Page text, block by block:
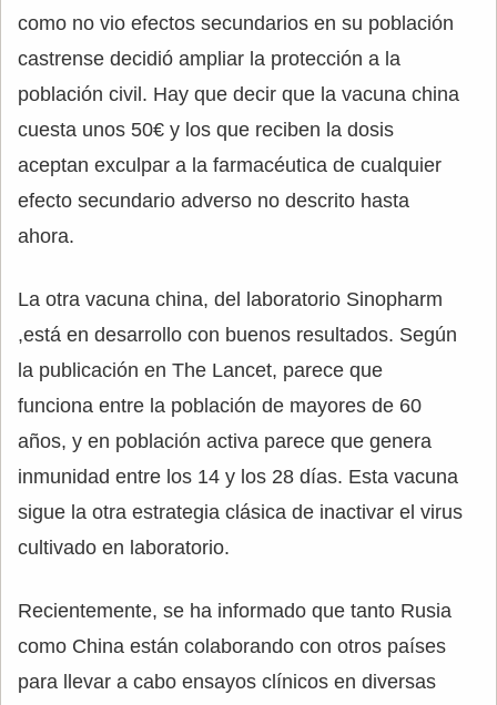
como no vio efectos secundarios en su población
castrense decidió ampliar la protección a la
población civil. Hay que decir que la vacuna china
cuesta unos 50€ y los que reciben la dosis
aceptan exculpar a la farmacéutica de cualquier
efecto secundario adverso no descrito hasta
ahora.
La otra vacuna china, del laboratorio Sinopharm
,está en desarrollo con buenos resultados. Según
la publicación en The Lancet, parece que
funciona entre la población de mayores de 60
años, y en población activa parece que genera
inmunidad entre los 14 y los 28 días. Esta vacuna
sigue la otra estrategia clásica de inactivar el virus
cultivado en laboratorio.
Recientemente, se ha informado que tanto Rusia
como China están colaborando con otros países
para llevar a cabo ensayos clínicos en diversas